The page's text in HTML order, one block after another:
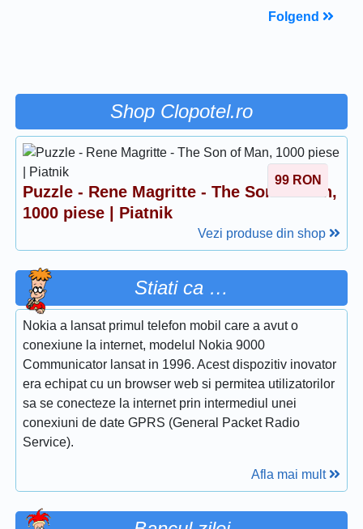
Folgend
Shop Clopotel.ro
99 RON
Puzzle - Rene Magritte - The Son of Man,
1000 piese | Piatnik
Vezi produse din shop
Stiati ca …
Nokia a lansat primul telefon mobil care a avut o
conexiune la internet, modelul Nokia 9000
Communicator lansat in 1996. Acest dispozitiv inovator
era echipat cu un browser web si permitea utilizatorilor
sa se conecteze la internet prin intermediul unei
conexiuni de date GPRS (General Packet Radio
Service).
Afla mai mult